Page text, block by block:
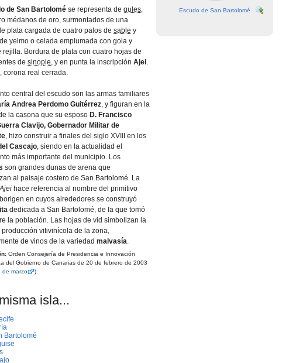
de San Bartolomé se representa de gules,
médanos de oro, surmontados de una
plata cargada de cuatro palos de sable y
yelmo o celada emplumada con gola y
rejilla. Bordura de plata con cuatro hojas de
de sinople, y en punta la inscripción Ajei.
corona real cerrada.
central del escudo son las armas familiares
Andrea Perdomo Guitérrez, y figuran en la
la casona que su esposo D. Francisco
Clavijo, Gobernador Militar de
, hizo construir a finales del siglo XVIII en los
Cascajo, siendo en la actualidad el
más importante del municipio. Los
son grandes dunas de arena que
al paisaje costero de San Bartolomé. La
hace referencia al nombre del primitivo
en cuyos alrededores se construyó
dedicada a San Bartolomé, de la que tomó
la población. Las hojas de vid simbolizan la
producción vitiviní­cola de la zona,
de vinos de la variedad malvasí­a.
Orden Consejerí­a de Presidencia e Innovación
del Gobierno de Canarias de 20 de febrero de 2003
de marzo ).
isla...
Bartolomé
Escudo de San Bartolomé